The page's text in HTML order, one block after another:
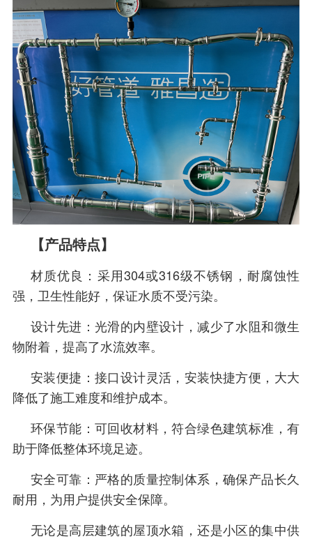
【产品特点】
材质优良：采用304或316级不锈钢，耐腐蚀性
强，卫生性能好，保证水质不受污染。
设计先进：光滑的内壁设计，减少了水阻和微生
物附着，提高了水流效率。
安装便捷：接口设计灵活，安装快捷方便，大大
降低了施工难度和维护成本。
环保节能：可回收材料，符合绿色建筑标准，有
助于降低整体环境足迹。
安全可靠：严格的质量控制体系，确保产品长久
耐用，为用户提供安全保障。
无论是高层建筑的屋顶水箱，还是小区的集中供